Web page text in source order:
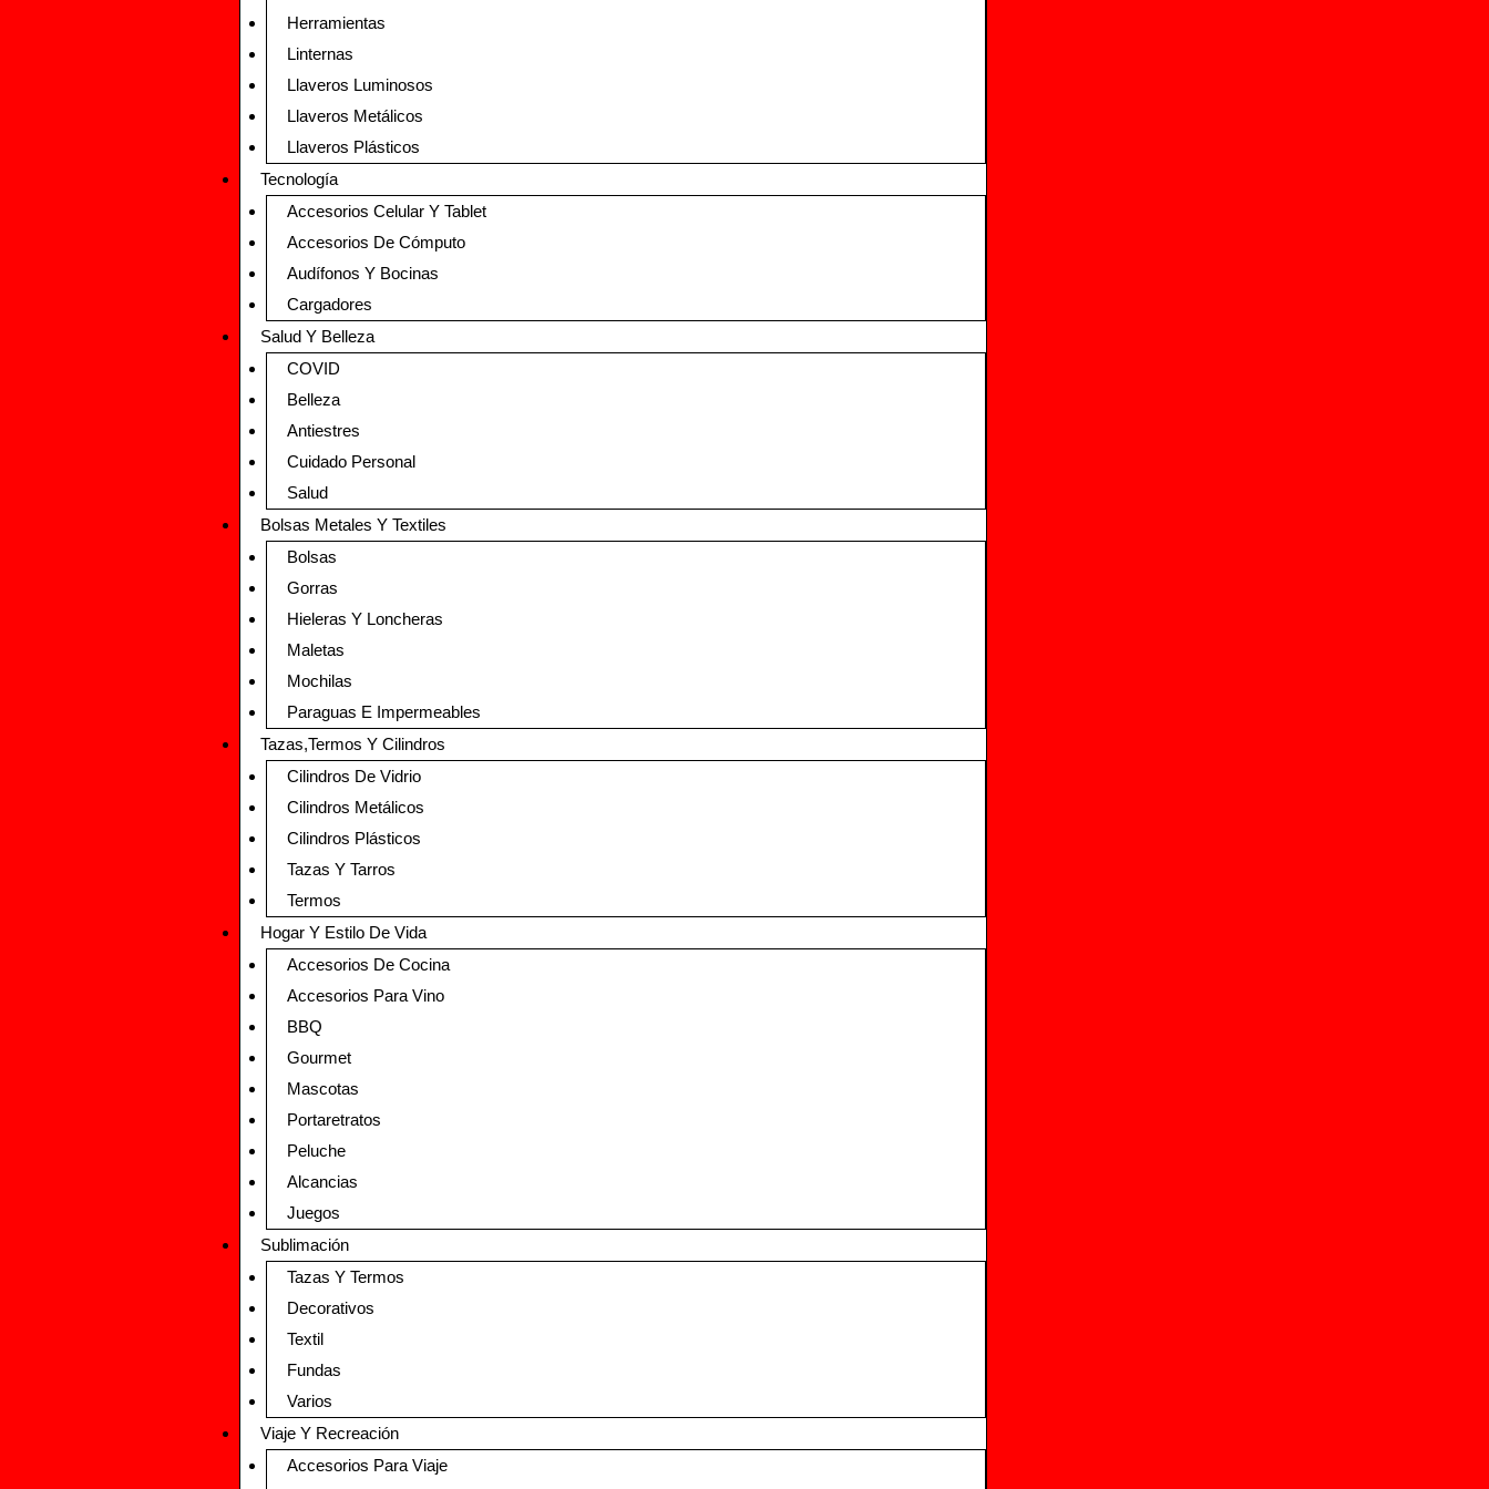
Herramientas
Linternas
Llaveros Luminosos
Llaveros Metálicos
Llaveros Plásticos
Tecnología
Accesorios Celular Y Tablet
Accesorios De Cómputo
Audífonos Y Bocinas
Cargadores
Salud Y Belleza
COVID
Belleza
Antiestres
Cuidado Personal
Salud
Bolsas Metales Y Textiles
Bolsas
Gorras
Hieleras Y Loncheras
Maletas
Mochilas
Paraguas E Impermeables
Tazas,Termos Y Cilindros
Cilindros De Vidrio
Cilindros Metálicos
Cilindros Plásticos
Tazas Y Tarros
Termos
Hogar Y Estilo De Vida
Accesorios De Cocina
Accesorios Para Vino
BBQ
Gourmet
Mascotas
Portaretratos
Peluche
Alcancias
Juegos
Sublimación
Tazas Y Termos
Decorativos
Textil
Fundas
Varios
Viaje Y Recreación
Accesorios Para Viaje